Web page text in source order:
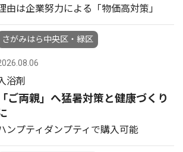
由は企業努力による「物価高対策」
さがみはら中央区・緑区
浴剤
「ご両親」へ猛暑対策と健康づくり
ンプティダンプティで購入可能